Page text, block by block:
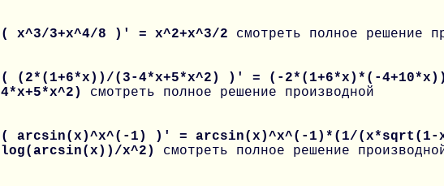
( x^3/3+x^4/8 )' = x^2+x^3/2 смотреть полное решение
( (2*(1+6*x))/(3-4*x+5*x^2) )' = (-2*(1+6*x)*(-
4*x+5*x^2) смотреть полное решение производной
( arcsin(x)^x^(-1) )' = arcsin(x)^x^(-1)*(1/(x*sqrt(1-
log(arcsin(x))/x^2) смотреть полное решение